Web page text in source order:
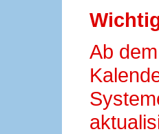
Ab dem